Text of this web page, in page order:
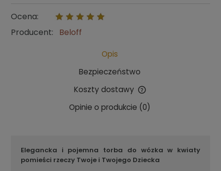
Ocena:
Producent:
Beloff
Opis
Bezpieczeństwo
Koszty dostawy
Cena nie zawiera ewentualnych kosztów płatności
Opinie o produkcie (0)
Elegancka i pojemna torba do wózka w kwiaty
pomieści rzeczy Twoje i Twojego Dziecka